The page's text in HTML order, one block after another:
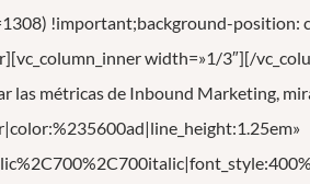
!important;background-position:
width=»1/3″][/
las métricas de Inbound Marketing,